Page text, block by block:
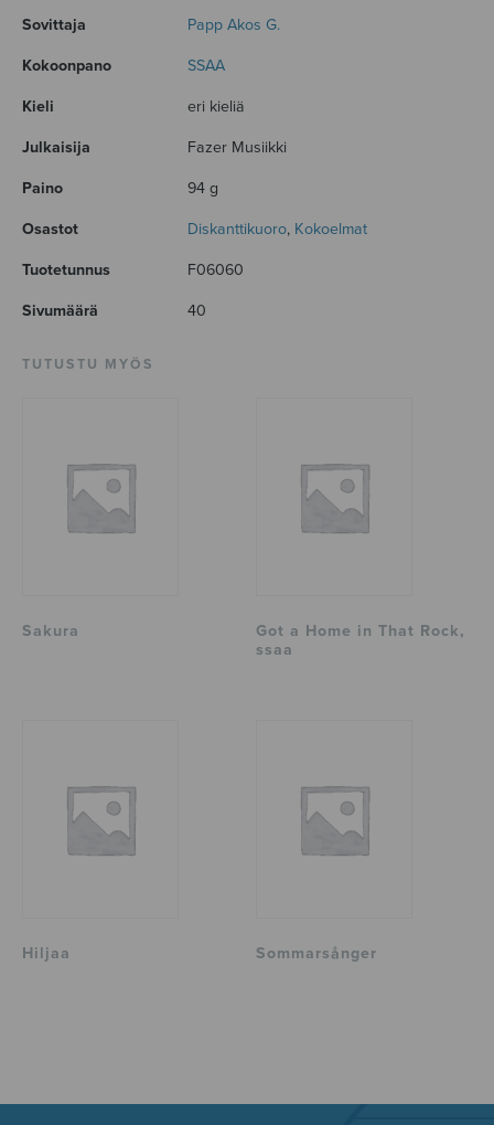
Sovittaja Papp Akos G.
Kokoonpano SSAA
Kieli eri kieliä
Julkaisija Fazer Musiikki
Paino 94 g
Osastot Diskanttikuoro, Kokoelmat
Tuotetunnus F06060
Sivumäärä 40
TUTUSTU MYÖS
Sakura
Got a Home in That Rock,
ssaa
Hiljaa Sommarsånger